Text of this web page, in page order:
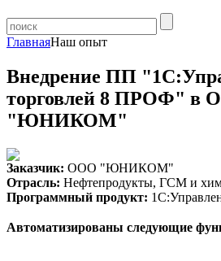
ГлавнаяНаш опыт
Внедрение ПП
торговлей 8 ПРОФ" в
"ЮНИКОМ"
Заказчик: ООО "ЮНИКОМ"
Отрасль: Нефтепродукты, ГСМ и
Программный продукт:
Автоматизированы следующие